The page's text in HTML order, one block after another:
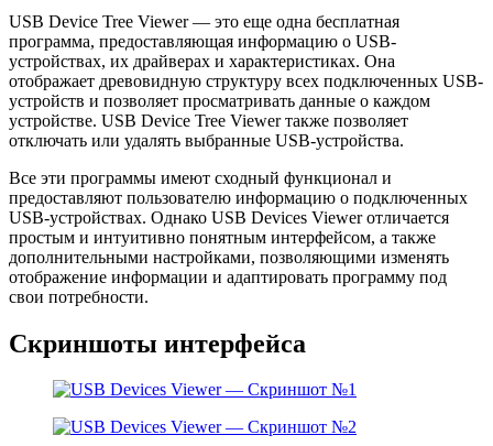
USB Device Tree Viewer — это еще одна бесплатная
программа, предоставляющая информацию о USB-
устройствах, их драйверах и характеристиках. Она
отображает древовидную структуру всех подключенных USB-
устройств и позволяет просматривать данные о каждом
устройстве. USB Device Tree Viewer также позволяет
отключать или удалять выбранные USB-устройства.
Все эти программы имеют сходный функционал и
предоставляют пользователю информацию о подключенных
USB-устройствах. Однако USB Devices Viewer отличается
простым и интуитивно понятным интерфейсом, а также
дополнительными настройками, позволяющими изменять
отображение информации и адаптировать программу под
свои потребности.
Скриншоты интерфейса